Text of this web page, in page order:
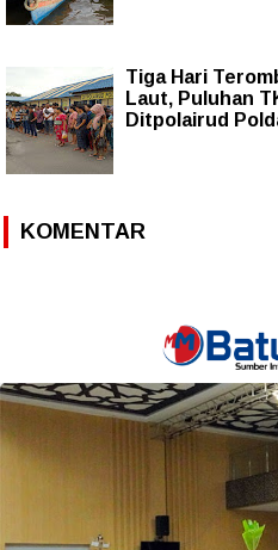
Tiga Hari
Laut, Puluhan
Ditpolairud
KOMENTAR